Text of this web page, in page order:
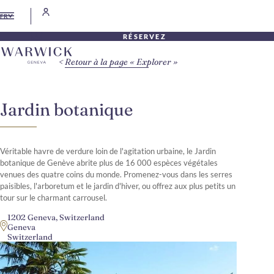
FR
RÉSERVEZ
Jardin botanique
Véritable havre de verdure loin de l'agitation urbaine, le Jardin
botanique de Genève abrite plus de 16 000 espèces végétales
venues des quatre coins du monde. Promenez-vous dans les serres
paisibles, l'arboretum et le jardin d'hiver, ou offrez aux plus petits un
tour sur le charmant carrousel.
1202 Geneva, Switzerland
Geneva
Switzerland
Retour à la page « Explorer »